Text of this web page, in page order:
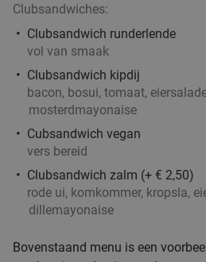
Clubsandwiches:
Clubsandwich runderlende
vol van smaak
Clubsandwich kipdij
bacon, bosui, tomaat,
mosterdmayonaise
Cubsandwich vegan
vers bereid
Clubsandwich zalm (+ € 2,50)
rode ui, komkommer, kropsla,
dillemayonaise
Bovenstaand menu is een